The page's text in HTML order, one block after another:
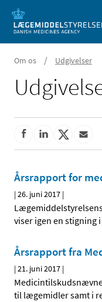
Om os / Udgivelser
Årsrapport for
|26. juni 2017 |
viser igen en stigning
Årsrapport fra
|21. juni 2017 |
til lægemidler samt i